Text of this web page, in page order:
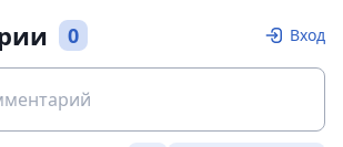
0 Вход